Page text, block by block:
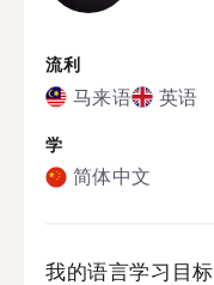
流利
马来语 英语
学
简体中文
我的语言学习目标